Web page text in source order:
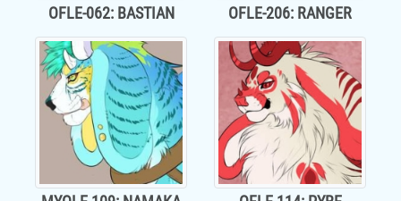
OFLE-062: BASTIAN OFLE-206: RANGER